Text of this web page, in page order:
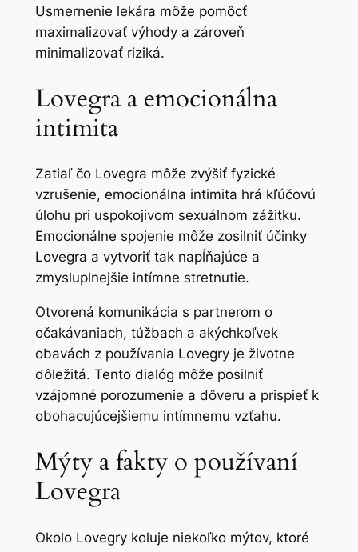
Usmernenie lekára môže pomôcť
maximalizovať výhody a zároveň
minimalizovať riziká.
Lovegra a emocionálna
intimita
Zatiaľ čo Lovegra môže zvýšiť fyzické
vzrušenie, emocionálna intimita hrá kľúčovú
úlohu pri uspokojivom sexuálnom zážitku.
Emocionálne spojenie môže zosilniť účinky
Lovegra a vytvoriť tak napĺňajúce a
zmysluplnejšie intímne stretnutie.
Otvorená komunikácia s partnerom o
očakávaniach, túžbach a akýchkoľvek
obavách z používania Lovegry je životne
dôležitá. Tento dialóg môže posilniť
vzájomné porozumenie a dôveru a prispieť k
obohacujúcejšiemu intímnemu vzťahu.
Mýty a fakty o používaní
Lovegra
Okolo Lovegry koluje niekoľko mýtov, ktoré